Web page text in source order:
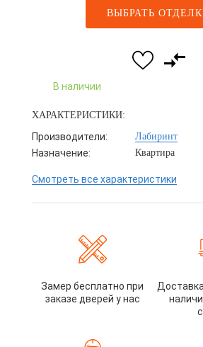
ВЫБРАТЬ
В наличии
ХАРАКТЕРИСТИКИ:
Производители: Лабиринт
Назначение: Квартира
Смотреть все характеристики
Замер бесплатно при
заказе дверей у нас